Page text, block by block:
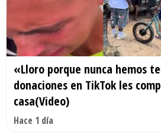
«Lloro porque nunca hemos
donaciones en TikTok les
casa(Video)
Hace 1 día